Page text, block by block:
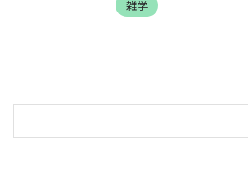
雑学